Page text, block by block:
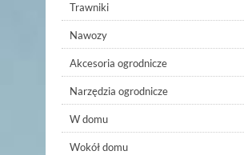
Trawniki
Nawozy
Akcesoria ogrodnicze
Narzędzia ogrodnicze
W domu
Wokół domu